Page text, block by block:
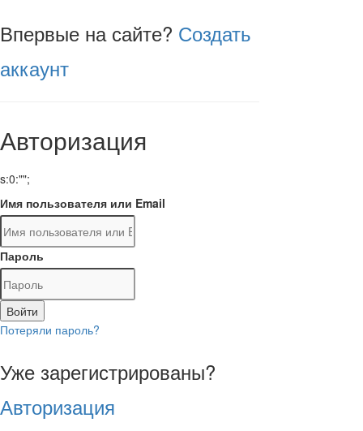
Впервые на сайте? Создать
аккаунт
Авторизация
s:0:"";
Имя пользователя или Email
Пароль
Войти
Потеряли пароль?
Уже зарегистрированы?
Авторизация